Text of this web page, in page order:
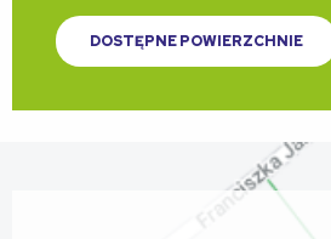
DOSTĘPNE POWIERZCHNIE